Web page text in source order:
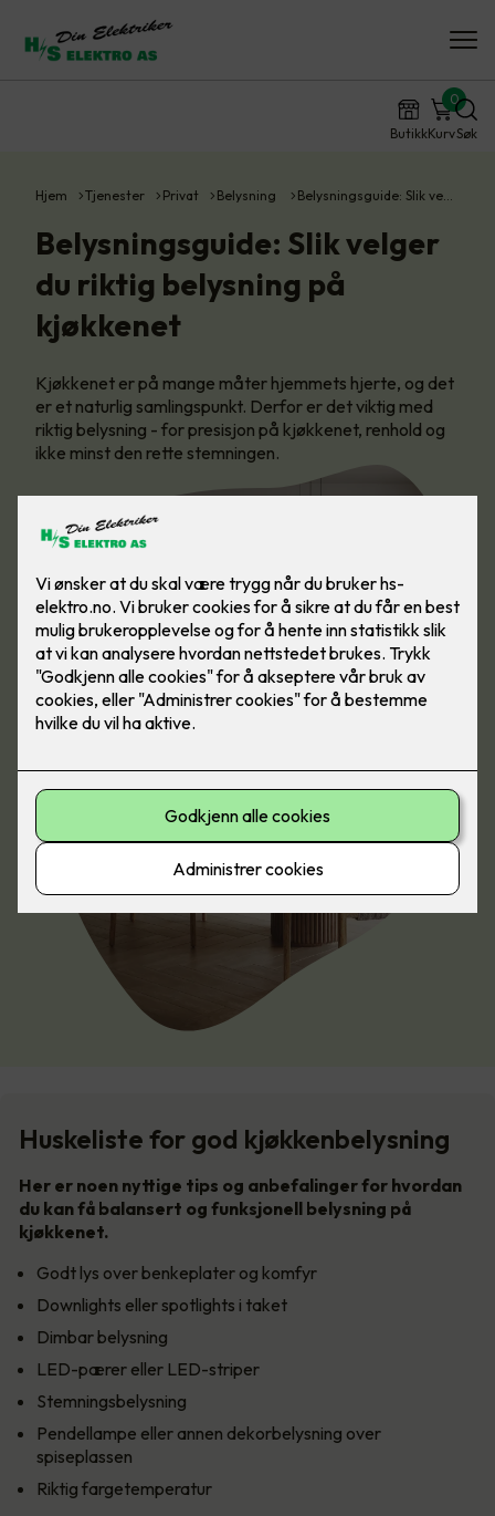
ButikkKurv
0
Søk
Hjem Tjenester Privat Belysning Belysningsguide: Slik ve…
Belysningsguide: Slik velger
du riktig belysning på
kjøkkenet
Kjøkkenet er på mange måter hjemmets hjerte, og det
er et naturlig samlingspunkt. Derfor er det viktig med
riktig belysning - for presisjon på kjøkkenet, renhold og
ikke minst den rette stemningen.
Huskeliste for god kjøkkenbelysning
Her er noen nyttige tips og anbefalinger for hvordan
du kan få balansert og funksjonell belysning på
kjøkkenet.
Godt lys over benkeplater og komfyr
Downlights eller spotlights i taket
Dimbar belysning
LED-pærer eller LED-striper
Stemningsbelysning
Pendellampe eller annen dekorbelysning over
spiseplassen
Riktig fargetemperatur